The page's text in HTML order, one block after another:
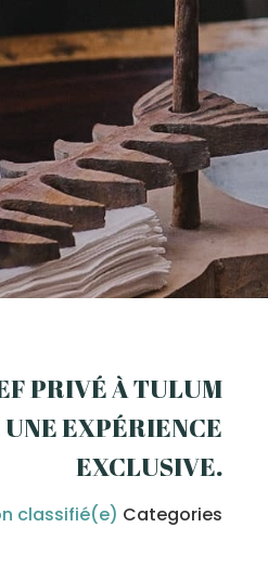
PRIVÉ À TULUM
EXPÉRIENCE
EXCLUSIVE.
classifié(e) Categories